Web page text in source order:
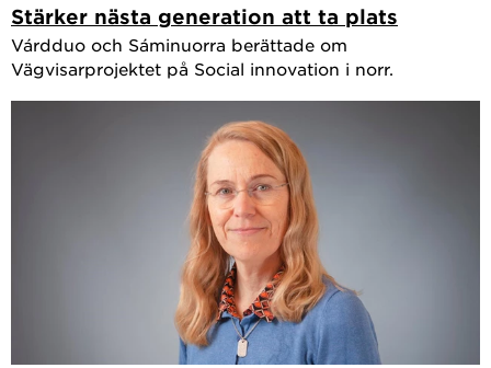
Stärker nästa generation att ta plats
Várdduo och Sáminuorra berättade om
Vägvisarprojektet på Social innovation i norr.